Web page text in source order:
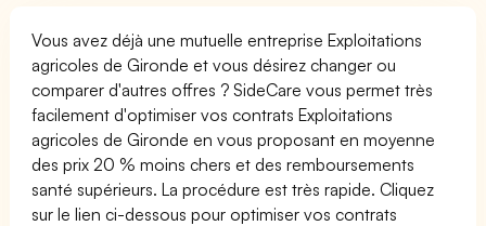
Vous avez déjà une mutuelle entreprise Exploitations
agricoles de Gironde et vous désirez changer ou
comparer d'autres offres ? SideCare vous permet très
facilement d'optimiser vos contrats Exploitations
agricoles de Gironde en vous proposant en moyenne
des prix 20 % moins chers et des remboursements
santé supérieurs. La procédure est très rapide. Cliquez
sur le lien ci-dessous pour optimiser vos contrats